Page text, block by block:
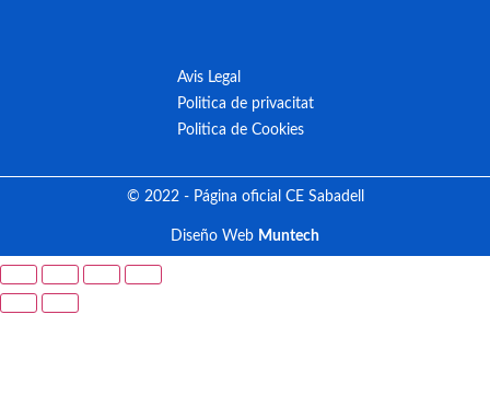
Avis Legal
Politica de privacitat
Politica de Cookies
© 2022 - Página oficial CE Sabadell
Diseño Web Muntech